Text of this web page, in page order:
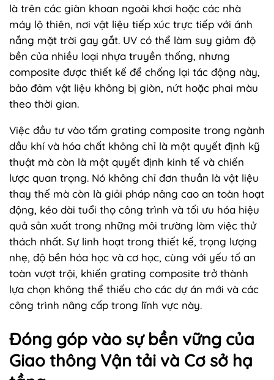
là trên các giàn khoan ngoài khơi hoặc các nhà
máy lộ thiên, nơi vật liệu tiếp xúc trực tiếp với ánh
nắng mặt trời gay gắt. UV có thể làm suy giảm độ
bền của nhiều loại nhựa truyền thống, nhưng
composite được thiết kế để chống lại tác động này,
bảo đảm vật liệu không bị giòn, nứt hoặc phai màu
theo thời gian.
Việc đầu tư vào tấm grating composite trong ngành
dầu khí và hóa chất không chỉ là một quyết định kỹ
thuật mà còn là một quyết định kinh tế và chiến
lược quan trọng. Nó không chỉ đơn thuần là vật liệu
thay thế mà còn là giải pháp nâng cao an toàn hoạt
động, kéo dài tuổi thọ công trình và tối ưu hóa hiệu
quả sản xuất trong những môi trường làm việc thử
thách nhất. Sự linh hoạt trong thiết kế, trọng lượng
nhẹ, độ bền hóa học và cơ học, cùng với yếu tố an
toàn vượt trội, khiến grating composite trở thành
lựa chọn không thể thiếu cho các dự án mới và các
công trình nâng cấp trong lĩnh vực này.
Đóng góp vào sự bền vững của
Giao thông Vận tải và Cơ sở hạ